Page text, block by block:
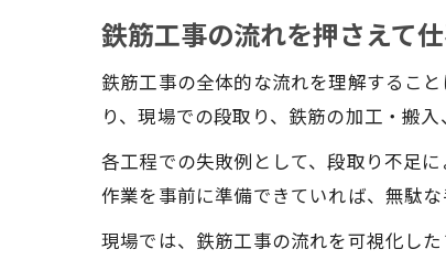
鉄筋工事の流れを押さえて
鉄筋工事の全体的な流れを理解するこ
り、現場での段取り、鉄筋の加工・搬
各工程での失敗例として、段取り不足
作業を事前に準備できていれば、無駄
現場では、鉄筋工事の流れを可視化し